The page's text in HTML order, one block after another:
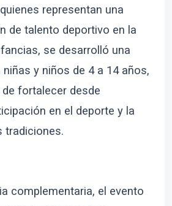
representan una
de talento deportivo en la
se desarrolló una
niñas y niños de 4 a 14 años,
fortalecer desde
en el deporte y la
tradiciones.
complementaria, el evento